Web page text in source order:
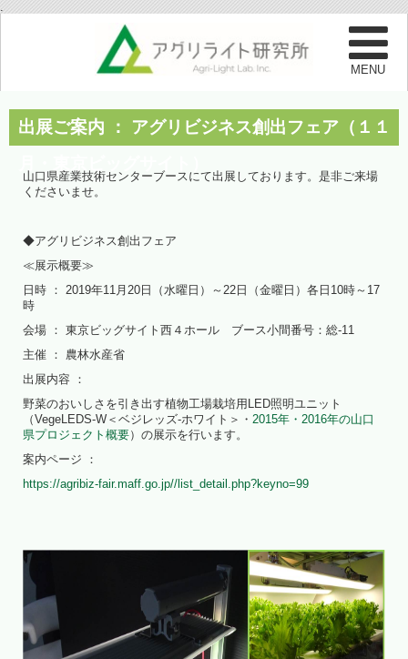
.
出展ご案内 ： アグリビジネス創出フェア（１１
山口県産業技術センターブースにて出展しております。是非ご来場
くださいませ。
◆アグリビジネス創出フェア
≪展示概要≫
日時 ： 2019年11月20日（水曜日）～22日（金曜日）各日10時～17
時
会場 ： 東京ビッグサイト西４ホール ブース小間番号：総-11
主催 ： 農林水産省
出展内容 ：
野菜のおいしさを引き出す植物工場栽培用LED照明ユニット
（VegeLEDS-W＜ベジレッズ-ホワイト＞・ 2015年・2016年の山口
県プロジェクト概要）の展示を行います。
案内ページ ：
https://agribiz-fair.maff.go.jp//list_detail.php?keyno=99